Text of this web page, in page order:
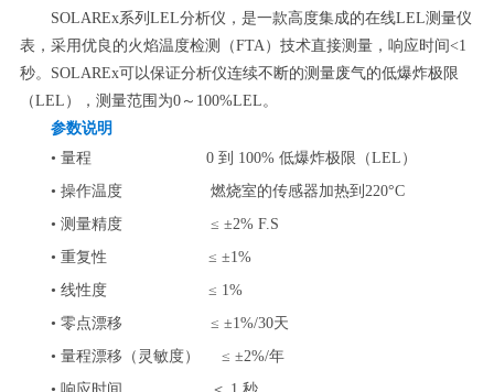
SOLAREx系列LEL分析仪，是一款高度集成的在线LEL测量仪
表，采用优良的火焰温度检测（FTA）技术直接测量，响应时间<1
秒。SOLAREx可以保证分析仪连续不断的测量废气的低爆炸极限
（LEL），测量范围为0～100%LEL。
参数说明
• 量程 0 到 100% 低爆炸极限（LEL）
• 操作温度 燃烧室的传感器加热到220°C
• 测量精度 ≤ ±2% F.S
• 重复性 ≤ ±1%
• 线性度 ≤ 1%
• 零点漂移 ≤ ±1%/30天
• 量程漂移（灵敏度） ≤ ±2%/年